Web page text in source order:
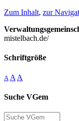
Zum Inhalt, zur
mistelbach.de/
Schriftgröße
A A A
Suche VGem